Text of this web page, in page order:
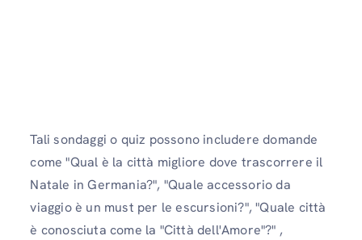
Tali sondaggi o quiz possono includere domande
come "Qual è la città migliore dove trascorrere il
Natale in Germania?", "Quale accessorio da
viaggio è un must per le escursioni?", "Quale città
è conosciuta come la "Città dell'Amore"?" ,